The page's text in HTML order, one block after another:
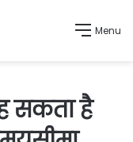
Menu
सकता है